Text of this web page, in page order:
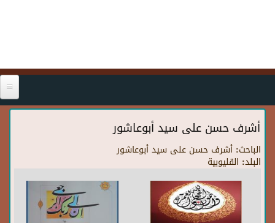
أشرف حسن على سيد أبوعاشور
الباحث: أشرف حسن على سيد أبوعاشور
البلد: القليوبية